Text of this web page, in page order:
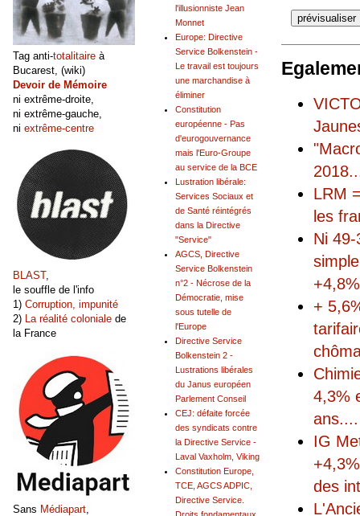
2018
LRM
les
Ni
+
4,3%
ans....
IG
des
l'illusionniste Jean
Monnet
Europe: Directive
Service Bolkenstein -
Le travail est toujours
une marchandise à
éliminer
Constitution
européenne - Pas
d'eurogouvernance
mais l'Euro-Groupe
au service de la BCE
Lustration libérale:
Services Sociaux et
de Santé réintégrés
dans la Directive
"Service"
AGCS, Directive
Service Bolkenstein
n°2 - Nécrose de la
Démocratie, mise
sous tutelle de
l'Europe
Directive Service
Bolkenstein 2 -
Lustrations libérales
du Janus européen
Parlement Conseil
CEJ: défaite forcée
des syndicats contre
la Directive Service -
Laval Vaxholm, Viking
Constitution Europe,
TCE, AGCS ADPIC,
Directive Service.
Tag anti-totalitaire à
Bucarest, (wiki)
Devoir de Mémoire
ni extrême-droite,
ni extrême-gauche,
ni extrême-centre
BLAST,
le souffle de l'info
1) Corruption, impunité
2) La réalité coloniale de
la France
Sans Médiapart,